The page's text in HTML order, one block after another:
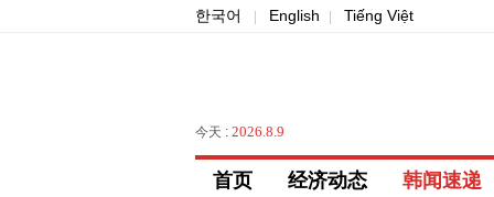
한국어 English Tiếng Việt
今天 : 2026.8.9
首页 经济动态 韩闻速递